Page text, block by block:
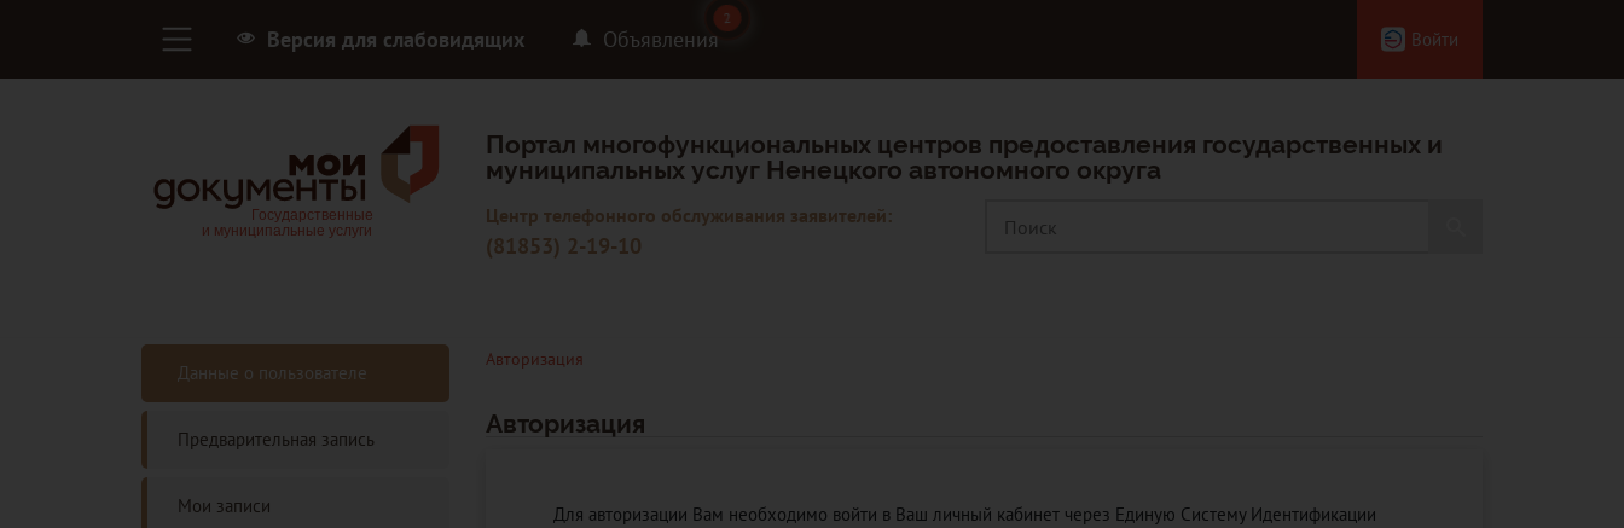
Версия для слабовидящих Объявления
2
2
Войти
Портал многофункциональных центров предоставления государственных и
муниципальных услуг Ненецкого автономного округа
Центр телефонного обслуживания заявителей:
(81853) 2-19-10
Данные о пользователе
Предварительная запись
Мои записи
Авторизация
Авторизация
Для авторизации Вам необходимо войти в Ваш личный кабинет через Единую Систему Идентификации